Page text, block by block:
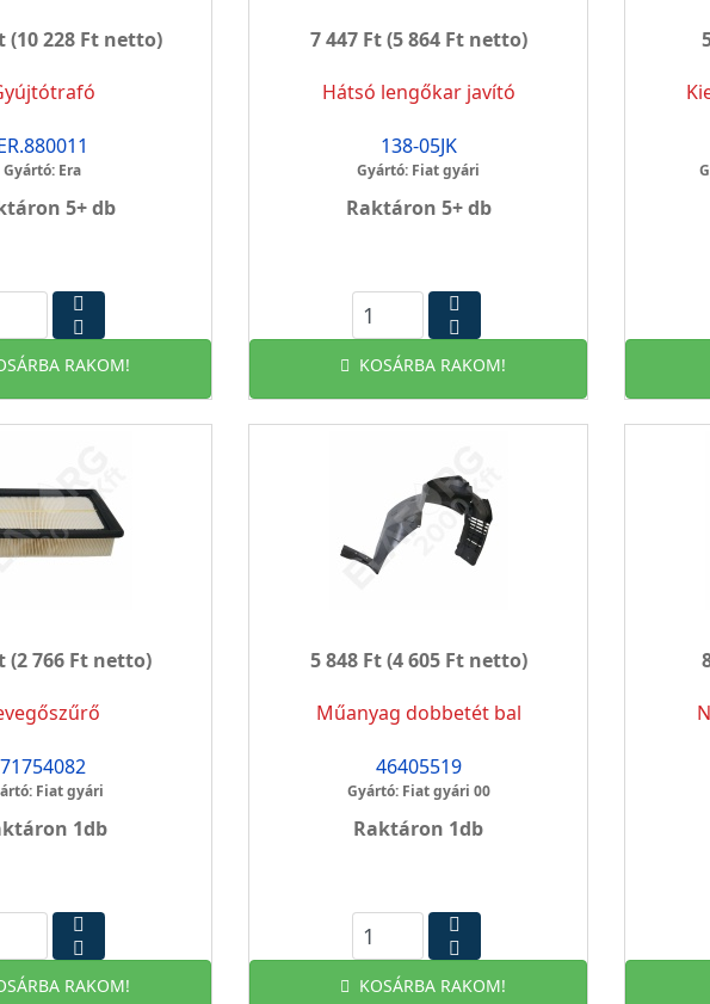
(10 228 Ft netto)
Gyártó: Era
5+ db
RAKOM!
7 447 Ft(5 864 Ft netto)
Hátsó lengőkar javító
138-05JK
Gyártó: Fiat gyári
Raktáron 5+ db
KOSÁRBA RAKOM!
(2 766 Ft netto)
71754082
Fiat gyári
1db
RAKOM!
5 848 Ft(4 605 Ft netto)
Műanyag dobbetét bal
46405519
Gyártó: Fiat gyári 00
Raktáron 1db
KOSÁRBA RAKOM!